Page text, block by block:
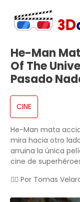
He-Man
Of The
Pasado
CINE
He-Man mata
mira hacia otro
arruina la única
cine de
✍🏻 Por Tomas